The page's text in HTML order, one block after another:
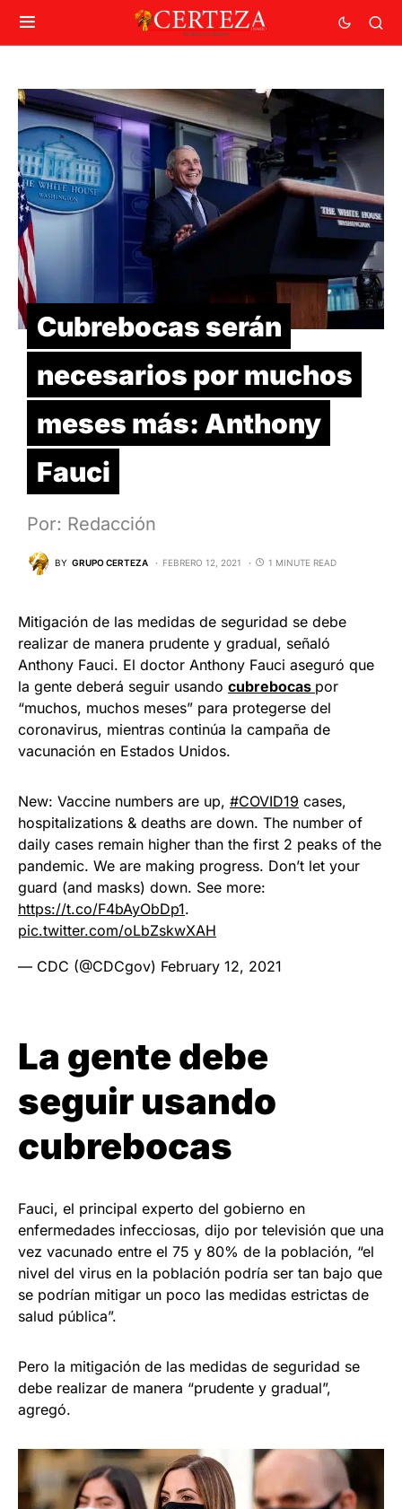
Cubrebocas serán
necesarios por muchos
meses más: Anthony
Fauci
Por: Redacción
BY GRUPO CERTEZA FEBRERO 12, 2021 1 MINUTE READ
Mitigación de las medidas de seguridad se debe
realizar de manera prudente y gradual, señaló
Anthony Fauci. El doctor Anthony Fauci aseguró que
la gente deberá seguir usando cubrebocas por
“muchos, muchos meses” para protegerse del
coronavirus, mientras continúa la campaña de
vacunación en Estados Unidos.
New: Vaccine numbers are up, #COVID19 cases,
hospitalizations & deaths are down. The number of
daily cases remain higher than the first 2 peaks of the
pandemic. We are making progress. Don’t let your
guard (and masks) down. See more:
https://t.co/F4bAyObDp1.
pic.twitter.com/oLbZskwXAH
— CDC (@CDCgov) February 12, 2021
La gente debe
seguir usando
cubrebocas
Fauci, el principal experto del gobierno en
enfermedades infecciosas, dijo por televisión que una
vez vacunado entre el 75 y 80% de la población, “el
nivel del virus en la población podría ser tan bajo que
se podrían mitigar un poco las medidas estrictas de
salud pública”.
Pero la mitigación de las medidas de seguridad se
debe realizar de manera “prudente y gradual”,
agregó.